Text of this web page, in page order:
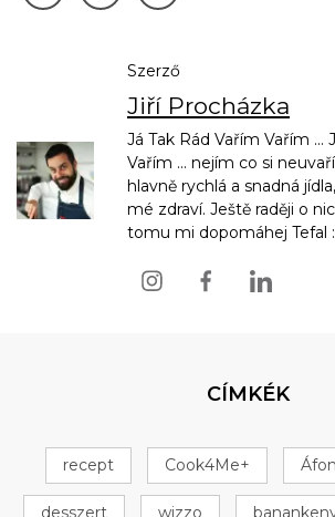
Szerző
Jiří Procházka
Já Tak Rád Vařím Vařím ...
Vařím ... nejím co si
hlavně rychlá a snadná
mé zdraví. Ještě raději o
tomu mi dopomáhej Tefal
CÍMKÉK
recept Cook4Me+
desszert wizzo